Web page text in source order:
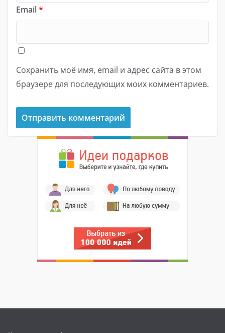
Email*
Сохранить моё имя, email и адрес сайта в этом
браузере для последующих моих комментариев.